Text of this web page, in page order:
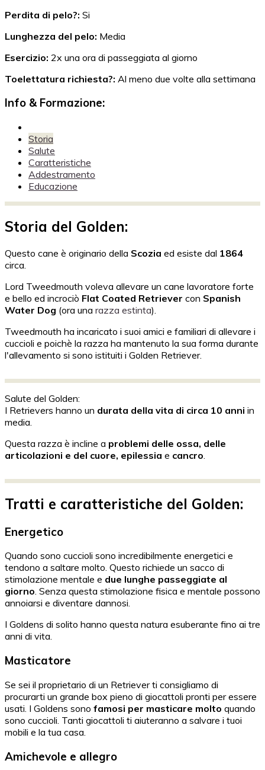
Perdita di pelo?: Si
Lunghezza del pelo: Media
Esercizio: 2x una ora di passeggiata al giorno
Toelettatura richiesta?: Al meno due volte alla settimana
Info & Formazione:
Storia
Salute
Caratteristiche
Addestramento
Educazione
Storia del Golden:
Questo cane è originario della Scozia ed esiste dal 1864
circa.
Lord Tweedmouth voleva allevare un cane lavoratore forte
e bello ed incrociò Flat Coated Retriever con Spanish
Water Dog (ora una razza estinta).
Tweedmouth ha incaricato i suoi amici e familiari di allevare i
cuccioli e poichè la razza ha mantenuto la sua forma durante
l'allevamento si sono istituiti i Golden Retriever.
Salute del Golden:
I Retrievers hanno un durata della vita di circa 10 anni in
media.
Questa razza è incline a problemi delle ossa, delle
articolazioni e del cuore, epilessia e cancro
Tratti e caratteristiche del Golden:
Energetico
Quando sono cuccioli sono incredibilmente energetici e
tendono a saltare molto. Questo richiede un sacco di
stimolazione mentale e due lunghe passeggiate al
giorno. Senza questa stimolazione fisica e mentale possono
annoiarsi e diventare dannosi.
I Goldens di solito hanno questa natura esuberante fino ai tre
anni di vita.
Masticatore
Se sei il proprietario di un Retriever ti consigliamo di
procurarti un grande box pieno di giocattoli pronti per essere
usati. I Goldens sono famosi per masticare molto quando
sono cuccioli. Tanti giocattoli ti aiuteranno a salvare i tuoi
mobili e la tua casa.
Amichevole e allegro